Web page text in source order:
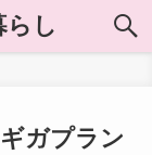
し
ガプラン